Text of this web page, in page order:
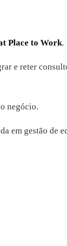
Place to Work.
e reter
negócio.
em gestão de